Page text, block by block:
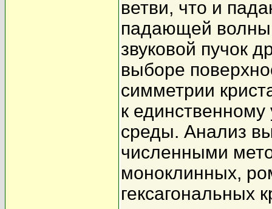
ветви, что и
падающей волны
звуковой пучок
выборе
симметрии
к
среды. Анализ
численными
моноклинных,
гексагональных